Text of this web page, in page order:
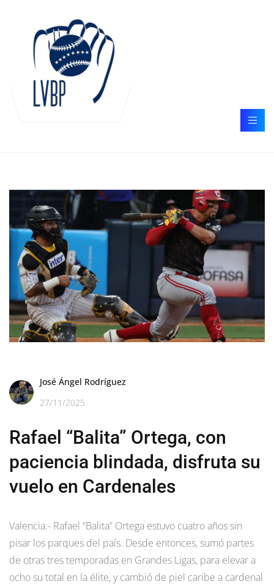
José Ángel Rodríguez
27/11/2025
Rafael “Balita” Ortega, con
paciencia blindada, disfruta su
vuelo en Cardenales
Valencia.- Rafael “Balita” Ortega estuvo cuatro años sin
pisar los parques del país. Desde entonces, sumó partes
de otras tres temporadas en Grandes Ligas, para elevar a
ocho su total en la élite, y cambió de piel caribe a cardenal